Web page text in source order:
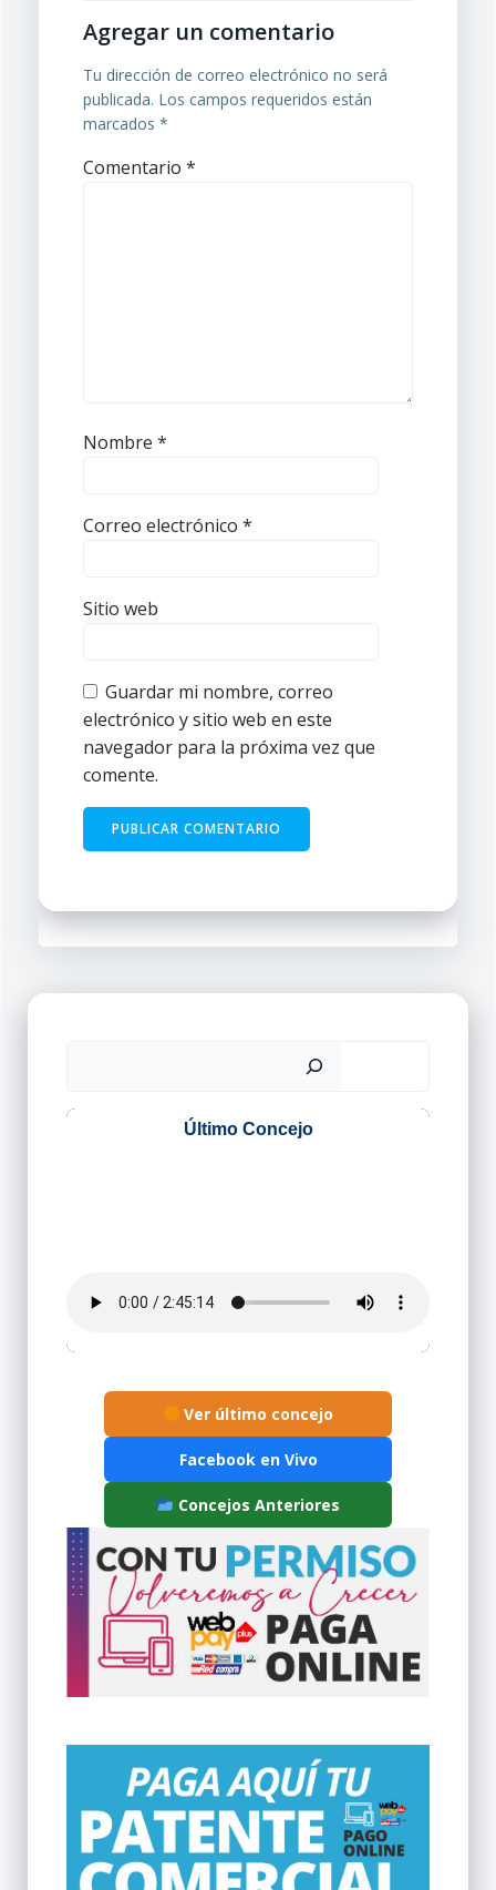
Agregar un comentario
Tu dirección de correo electrónico no será
publicada. Los campos requeridos están
marcados *
Comentario *
Nombre *
Correo electrónico *
Sitio web
Guardar mi nombre, correo
electrónico y sitio web en este
navegador para la próxima vez que
comente.
Ver último concejo
Facebook en Vivo
Concejos Anteriores